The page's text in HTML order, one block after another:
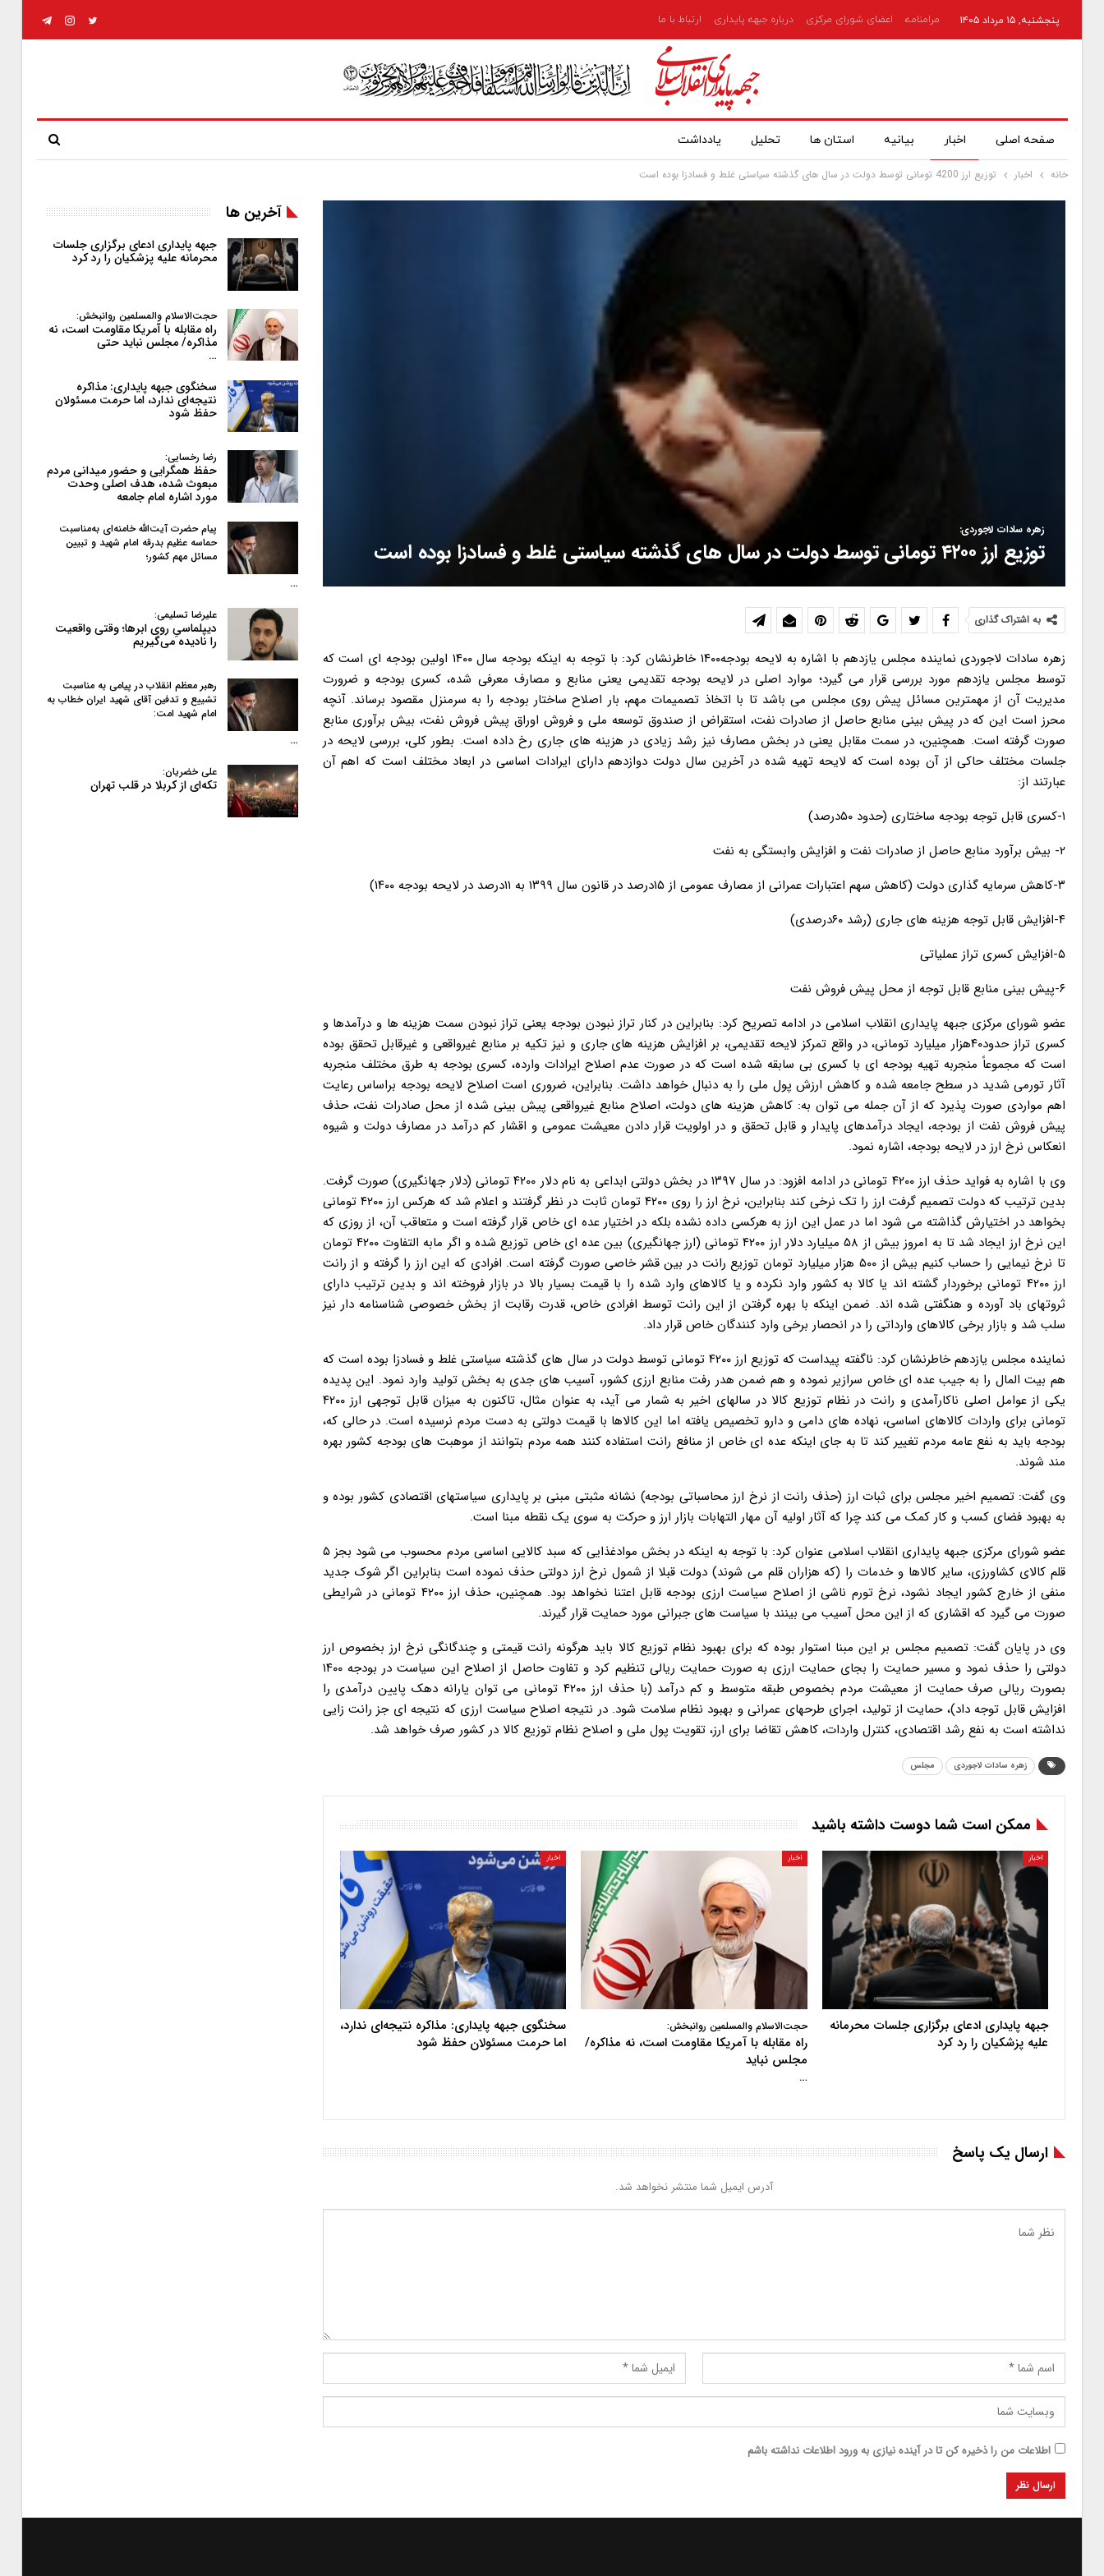
پنجشنبه, ۱۵ مرداد ۱۴۰۵ مرامنامه اعضای شورای مرکزی درباره جبهه پایداری ارتباط با ما
صفحه اصلی اخبار بیانیه استان ها تحلیل یادداشت
خانه اخبار توزیع ارز 4200 تومانی توسط دولت در سال های گذشته سیاستی غلط و فسادزا بوده است
زهره سادات لاجوردی:
توزیع ارز ۴۲۰۰ تومانی توسط دولت در سال های گذشته سیاستی غلط و فسادزا بوده است
به اشتراک گذاری
زهره سادات لاجوردی نماینده مجلس یازدهم با اشاره به لایحه بودجه۱۴۰۰ خاطرنشان کرد: با توجه به اینکه بودجه سال ۱۴۰۰ اولین بودجه ای است که
توسط مجلس یازدهم مورد بررسی قرار می گیرد؛ موارد اصلی در لایحه بودجه تقدیمی یعنی منابع و مصارف معرفی شده، کسری بودجه و ضرورت
مدیریت آن از مهمترین مسائل پیش روی مجلس می باشد تا با اتخاذ تصمیمات مهم، بار اصلاح ساختار بودجه را به سرمنزل مقصود برساند. آنچه
محرز است این که در پیش بینی منابع حاصل از صادرات نفت، استقراض از صندوق توسعه ملی و فروش اوراق پیش فروش نفت، بیش برآوری منابع
صورت گرفته است. همچنین، در سمت مقابل یعنی در بخش مصارف نیز رشد زیادی در هزینه های جاری رخ داده است. بطور کلی، بررسی لایحه در
جلسات مختلف حاکی از آن بوده است که لایحه تهیه شده در آخرین سال دولت دوازدهم دارای ایرادات اساسی در ابعاد مختلف است که اهم آن
عبارتند از:
۱-کسری قابل توجه بودجه ساختاری (حدود ۵۰درصد)
۲- بیش برآورد منابع حاصل از صادرات نفت و افزایش وابستگی به نفت
۳-کاهش سرمایه گذاری دولت (کاهش سهم اعتبارات عمرانی از مصارف عمومی از ۱۵درصد در قانون سال ۱۳۹۹ به ۱۱درصد در لایحه بودجه ۱۴۰۰)
۴-افزایش قابل توجه هزینه های جاری (رشد ۶۰درصدی)
۵-افزایش کسری تراز عملیاتی
۶-پیش بینی منابع قابل توجه از محل پیش فروش نفت
عضو شورای مرکزی جبهه پایداری انقلاب اسلامی در ادامه تصریح کرد: بنابراین در کنار تراز نبودن بودجه یعنی تراز نبودن سمت هزینه ها و درآمدها و
کسری تراز حدود۴۰هزار میلیارد تومانی، در واقع تمرکز لایحه تقدیمی، بر افزایش هزینه های جاری و نیز تکیه بر منابع غیرواقعی و غیرقابل تحقق بوده
است که مجموعاً منجربه تهیه بودجه ای با کسری بی سابقه شده است که در صورت عدم اصلاح ایرادات وارده، کسری بودجه به طرق مختلف منجربه
آثار تورمی شدید در سطح جامعه شده و کاهش ارزش پول ملی را به دنبال خواهد داشت. بنابراین، ضروری است اصلاح لایحه بودجه براساس رعایت
اهم مواردی صورت پذیرد که از آن جمله می توان به: کاهش هزینه های دولت، اصلاح منابع غیرواقعی پیش بینی شده از محل صادرات نفت، حذف
پیش فروش نفت از بودجه، ایجاد درآمدهای پایدار و قابل تحقق و در اولویت قرار دادن معیشت عمومی و اقشار کم درآمد در مصارف دولت و شیوه
انعکاس نرخ ارز در لایحه بودجه، اشاره نمود.
وی با اشاره به فواید حذف ارز ۴۲۰۰ تومانی در ادامه افزود: در سال ۱۳۹۷ در بخش دولتی ابداعی به نام دلار ۴۲۰۰ تومانی (دلار جهانگیری) صورت گرفت.
بدین ترتیب که دولت تصمیم گرفت ارز را تک نرخی کند بنابراین، نرخ ارز را روی ۴۲۰۰ تومان ثابت در نظر گرفتند و اعلام شد که هرکس ارز ۴۲۰۰ تومانی
بخواهد در اختیارش گذاشته می شود اما در عمل این ارز به هرکسی داده نشده بلکه در اختیار عده ای خاص قرار گرفته است و متعاقب آن، از روزی که
این نرخ ارز ایجاد شد تا به امروز بیش از ۵۸ میلیارد دلار ارز ۴۲۰۰ تومانی (ارز جهانگیری) بین عده ای خاص توزیع شده و اگر مابه التفاوت ۴۲۰۰ تومان
تا نرخ نیمایی را حساب کنیم بیش از ۵۰۰ هزار میلیارد تومان توزیع رانت در بین قشر خاصی صورت گرفته است. افرادی که این ارز را گرفته و از رانت
ارز ۴۲۰۰ تومانی برخوردار گشته اند یا کالا به کشور وارد نکرده و یا کالاهای وارد شده را با قیمت بسیار بالا در بازار فروخته اند و بدین ترتیب دارای
ثروتهای باد آورده و هنگفتی شده اند. ضمن اینکه با بهره گرفتن از این رانت توسط افرادی خاص، قدرت رقابت از بخش خصوصی شناسنامه دار نیز
سلب شد و بازار برخی کالاهای وارداتی را در انحصار برخی وارد کنندگان خاص قرار داد.
نماینده مجلس یازدهم خاطرنشان کرد: ناگفته پیداست که توزیع ارز ۴۲۰۰ تومانی توسط دولت در سال های گذشته سیاستی غلط و فسادزا بوده است که
هم بیت المال را به جیب عده ای خاص سرازیر نموده و هم ضمن هدر رفت منابع ارزی کشور، آسیب های جدی به بخش تولید وارد نمود. این پدیده
یکی از عوامل اصلی ناکارآمدی و رانت در نظام توزیع کالا در سالهای اخیر به شمار می آید، به عنوان مثال، تاکنون به میزان قابل توجهی ارز ۴۲۰۰
تومانی برای واردات کالاهای اساسی، نهاده های دامی و دارو تخصیص یافته اما این کالاها با قیمت دولتی به دست مردم نرسیده است. در حالی که،
بودجه باید به نفع عامه مردم تغییر کند تا به جای اینکه عده ای خاص از منافع رانت استفاده کنند همه مردم بتوانند از موهبت های بودجه کشور بهره
مند شوند.
وی گفت: تصمیم اخیر مجلس برای ثبات ارز (حذف رانت از نرخ ارز محاسباتی بودجه) نشانه مثبتی مبنی بر پایداری سیاستهای اقتصادی کشور بوده و
به بهبود فضای کسب و کار کمک می کند چرا که آثار اولیه آن مهار التهابات بازار ارز و حرکت به سوی یک نقطه مبنا است.
عضو شورای مرکزی جبهه پایداری انقلاب اسلامی عنوان کرد: با توجه به اینکه در بخش موادغذایی که سبد کالایی اساسی مردم محسوب می شود بجز ۵
قلم کالای کشاورزی، سایر کالاها و خدمات را (که هزاران قلم می شوند) دولت قبلا از شمول نرخ ارز دولتی حذف نموده است بنابراین اگر شوک جدید
منفی از خارج کشور ایجاد نشود، نرخ تورم ناشی از اصلاح سیاست ارزی بودجه قابل اعتنا نخواهد بود. همچنین، حذف ارز ۴۲۰۰ تومانی در شرایطی
صورت می گیرد که اقشاری که از این محل آسیب می بینند با سیاست های جبرانی مورد حمایت قرار گیرند.
وی در پایان گفت: تصمیم مجلس بر این مبنا استوار بوده که برای بهبود نظام توزیع کالا باید هرگونه رانت قیمتی و چندگانگی نرخ ارز بخصوص ارز
دولتی را حذف نمود و مسیر حمایت را بجای حمایت ارزی به صورت حمایت ریالی تنظیم کرد و تفاوت حاصل از اصلاح این سیاست در بودجه ۱۴۰۰
بصورت ریالی صرف حمایت از معیشت مردم بخصوص طبقه متوسط و کم درآمد (با حذف ارز ۴۲۰۰ تومانی می توان یارانه دهک پایین درآمدی را
افزایش قابل توجه داد)، حمایت از تولید، اجرای طرحهای عمرانی و بهبود نظام سلامت شود. در نتیجه اصلاح سیاست ارزی که نتیجه ای جز رانت زایی
نداشته است به نفع رشد اقتصادی، کنترل واردات، کاهش تقاضا برای ارز، تقویت پول ملی و اصلاح نظام توزیع کالا در کشور صرف خواهد شد.
زهره سادات لاجوردی مجلس
ممکن است شما دوست داشته باشید
اخبار
جبهه پایداری ادعای برگزاری جلسات محرمانه
علیه پزشکیان را رد کرد
اخبار
حجت‌الاسلام والمسلمین روانبخش:
راه مقابله با آمریکا مقاومت است، نه مذاکره/
مجلس نباید
…
اخبار
سخنگوی جبهه پایداری: مذاکره نتیجه‌ای ندارد،
اما حرمت مسئولان حفظ شود
ارسال یک پاسخ
آدرس ایمیل شما منتشر نخواهد شد.
اطلاعات من را ذخیره کن تا در آینده نیازی به ورود اطلاعات نداشته باشم
آخرین ها
جبهه پایداری ادعای برگزاری جلسات
محرمانه علیه پزشکیان را رد کرد
حجت‌الاسلام والمسلمین روانبخش:
راه مقابله با آمریکا مقاومت است، نه
مذاکره/ مجلس نباید حتی
…
سخنگوی جبهه پایداری: مذاکره
نتیجه‌ای ندارد، اما حرمت مسئولان
حفظ شود
رضا رخسایی:
حفظ همگرایی و حضور میدانی مردم
مبعوث شده، هدف اصلی وحدت
مورد اشاره امام جامعه
پیام حضرت آیت‌الله خامنه‌ای به‌مناسبت
حماسه عظیم بدرقه امام شهید و تبیین
مسائل مهم کشور؛
…
علیرضا تسلیمی:
دیپلماسیِ روی ابرها؛ وقتی واقعیت
را نادیده می‌گیریم
رهبر معظم انقلاب در پیامی به‌ مناسبت
تشییع و تدفین آقای شهید ایران خطاب به
امام شهید امت:
…
علی خضریان:
تکه‌ای از کربلا در قلب تهران